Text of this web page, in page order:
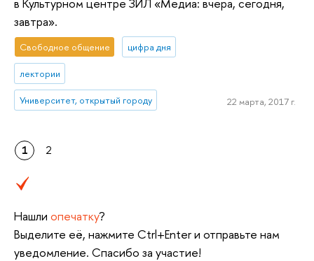
в Культурном центре ЗИЛ «Медиа: вчера, сегодня,
завтра».
Свободное общение цифра дня
лектории
Университет, открытый городу 22 марта, 2017 г.
1 2
Нашли опечатку?
Выделите её, нажмите Ctrl+Enter и отправьте нам
уведомление. Спасибо за участие!